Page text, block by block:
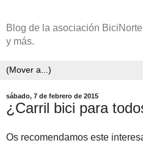
Blog de la asociación
y más.
sábado, 7 de febrero de 2015
¿Carril bici para
Os recomendamos este